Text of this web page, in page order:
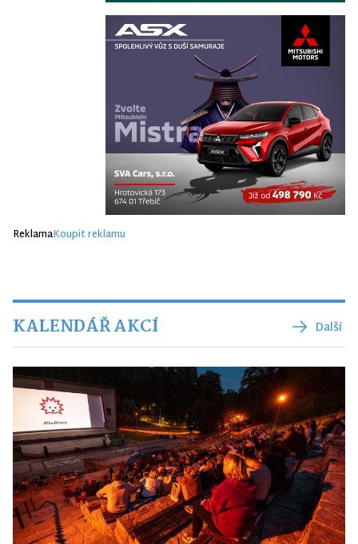
ReklamaKoupit reklamu
KALENDÁŘ AKCÍ Další